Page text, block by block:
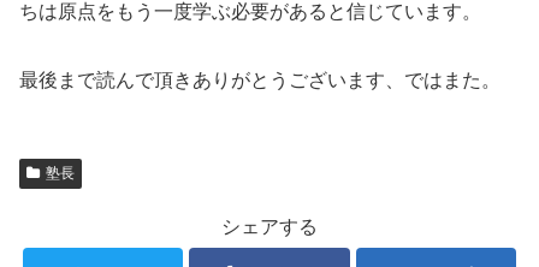
ちは原点をもう一度学ぶ必要があると信じています。
最後まで読んで頂きありがとうございます、ではまた。
塾長
シェアする